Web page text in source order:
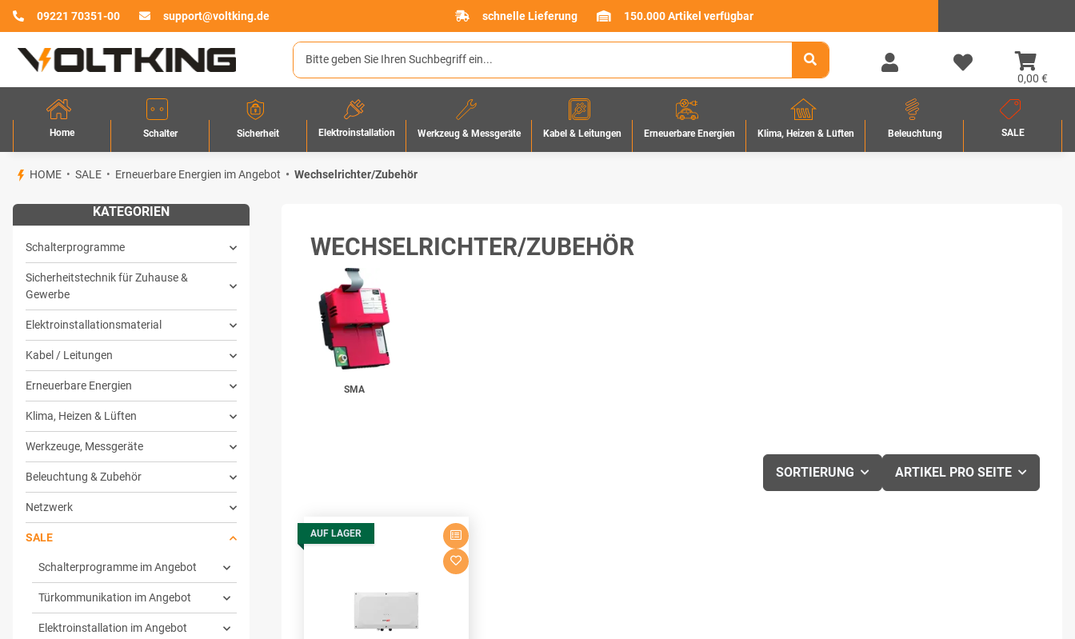
09221 70351-00 support@voltking.de schnelle Lieferung 150.000 Artikel verfügbar
0,00 €
Home Schalter Sicherheit Elektroinstallation Werkzeug & Messgeräte Kabel & Leitungen Erneuerbare Energien Klima, Heizen & Lüften Beleuchtung SALE
HOME SALE Erneuerbare Energien im Angebot Wechselrichter/Zubehör
WECHSELRICHTER/ZUBEHÖR
SMA
SORTIERUNG ARTIKEL PRO SEITE
AUF LAGER
KATEGORIEN
Schalterprogramme
Sicherheitstechnik für Zuhause &
Gewerbe
Elektroinstallationsmaterial
Kabel / Leitungen
Erneuerbare Energien
Klima, Heizen & Lüften
Werkzeuge, Messgeräte
Beleuchtung & Zubehör
Netzwerk
SALE
Schalterprogramme im Angebot
Türkommunikation im Angebot
Elektroinstallation im Angebot